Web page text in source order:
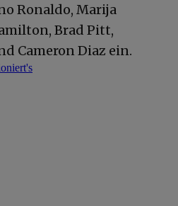
Ronaldo, Marija
Brad Pitt,
Cameron Diaz ein.